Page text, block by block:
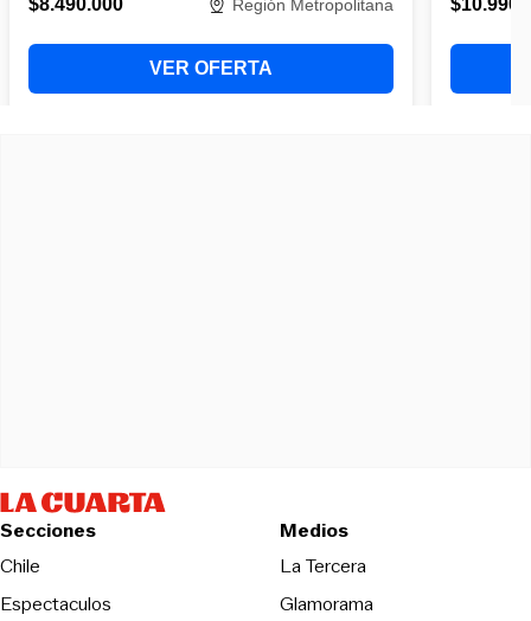
Secciones
Chile
Espectaculos
Medios
La TerceraOpens in new
Glamorama